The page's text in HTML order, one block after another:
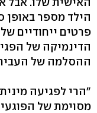
הילד מספר באופן
פרטים ייחודיים
הדינמיקה של
ההסלמה של
"הרי לפגיעה
מסוימת של